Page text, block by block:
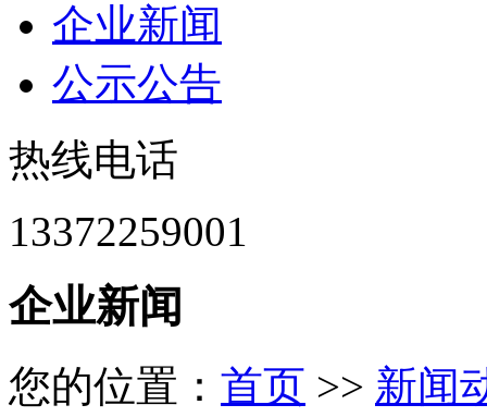
企业新闻
公示公告
热线电话
13372259001
企业新闻
您的位置： 首页 >> 新闻